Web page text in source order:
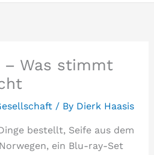
– Was stimmt
/ By Dierk Haasis
bestellt, Seife aus dem
ein Blu-ray-Set